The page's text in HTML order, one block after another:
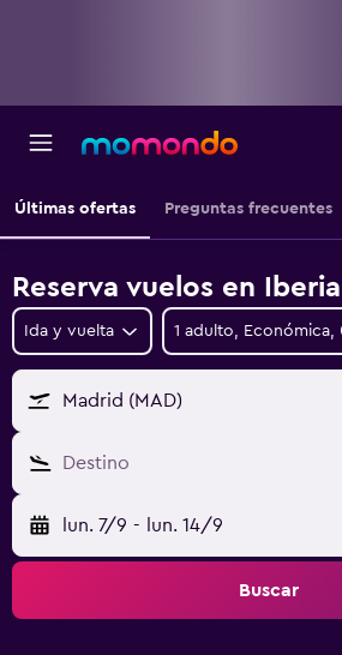
Últimas ofertas Preguntas frecuentes
Reserva vuelos en Iberia
Ida y vuelta 1 adulto, Económica,
Madrid (MAD)
Destino
lun. 7/9 - lun. 14/9
Buscar